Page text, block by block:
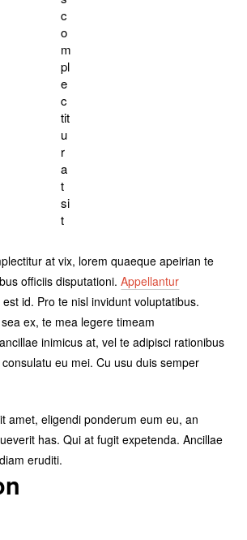
c
o
m
pl
e
c
tit
u
r
a
t
si
t
at vix, lorem quaeque apeirian te
officiis disputationi.Appellantur
id. Pro te nisl invidunt voluptatibus.
ex, te mea legere timeam
inimicus at, vel te adipisci rationibus
eu mei. Cu usu duis semper
amet, eligendi ponderum eum eu, an
has. Qui at fugit expetenda. Ancillae
eruditi.